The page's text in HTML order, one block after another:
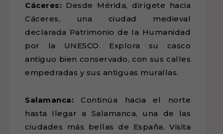
Cáceres: Desde Mérida, dirígete hacia
Cáceres, una ciudad medieval
declarada Patrimonio de la Humanidad
por la UNESCO. Explora su casco
antiguo bien conservado, con sus calles
empedradas y sus antiguas murallas.
Salamanca: Continúa hacia el norte
hasta llegar a Salamanca, una de las
ciudades más bellas de España. Visita